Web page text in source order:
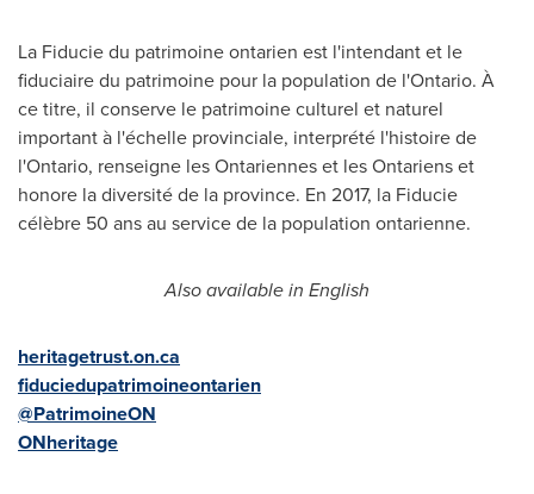
La Fiducie du patrimoine ontarien est l'intendant et le
fiduciaire du patrimoine pour la population de l'Ontario. À
ce titre, il conserve le patrimoine culturel et naturel
important à l'échelle provinciale, interprété l'histoire de
l'Ontario, renseigne les Ontariennes et les Ontariens et
honore la diversité de la province. En 2017, la Fiducie
célèbre 50 ans au service de la population ontarienne.
Also available in English
heritagetrust.on.ca
fiduciedupatrimoineontarien
@PatrimoineON
ONheritage